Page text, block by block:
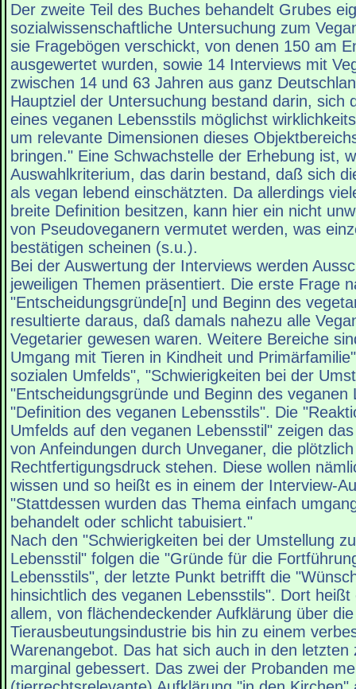
Der zweite Teil des Buches behandelt Grubes
sozialwissenschaftliche Untersuchung zum
sie Fragebögen verschickt, von denen 150 am
ausgewertet wurden, sowie 14 Interviews mit
zwischen 14 und 63 Jahren aus ganz
Hauptziel der Untersuchung bestand darin, sich
eines veganen Lebensstils möglichst
um relevante Dimensionen dieses
bringen." Eine Schwachstelle der Erhebung ist,
Auswahlkriterium, das darin bestand, daß sich
als vegan lebend einschätzten. Da allerdings
breite Definition besitzen, kann hier ein nicht
von Pseudoveganern vermutet werden, was
bestätigen scheinen (s.u.).
Bei der Auswertung der Interviews werden
jeweiligen Themen präsentiert. Die erste Frage
"Entscheidungsgründe[n] und Beginn des
resultierte daraus, daß damals nahezu alle
Vegetarier gewesen waren. Weitere Bereiche
Umgang mit Tieren in Kindheit und
sozialen Umfelds", "Schwierigkeiten bei der
"Entscheidungsgründe und Beginn des veganen
"Definition des veganen Lebensstils". Die
Umfelds auf den veganen Lebensstil" zeigen
von Anfeindungen durch Unveganer, die
Rechtfertigungsdruck stehen. Diese wollen
wissen und so heißt es in einem der Interview-
"Stattdessen wurden das Thema einfach
behandelt oder schlicht tabuisiert."
Nach den "Schwierigkeiten bei der Umstellung
Lebensstil" folgen die "Gründe für die
Lebensstils", der letzte Punkt betrifft die
hinsichtlich des veganen Lebensstils". Dort
allem, von flächendeckender Aufklärung über
Tierausbeutungsindustrie bis hin zu einem
Warenangebot. Das hat sich auch in den letzten
marginal gebessert. Das zwei der Probanden